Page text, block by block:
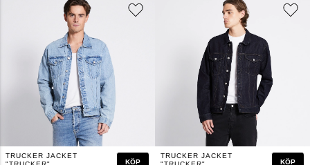
TRUCKER JACKET
KÖP
TRUCKER JACKET
KÖP